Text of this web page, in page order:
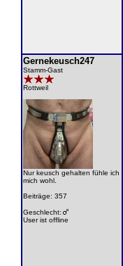
Gernekeusch247
Stamm-Gast
Rottweil
Nur keusch gehalten fühle ich
mich wohl.
Beiträge: 357
Geschlecht:
User ist offline